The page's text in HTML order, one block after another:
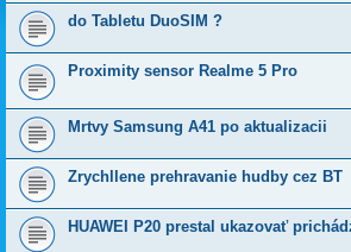
do Tabletu DuoSIM ?
Proximity sensor Realme 5 Pro
Mrtvy Samsung A41 po aktualizacii
Zrychllene prehravanie hudby cez BT
HUAWEI P20 prestal ukazovať